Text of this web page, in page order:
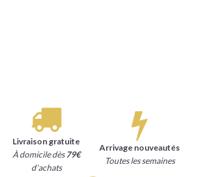
Livraison gratuite
À domicile dès 79€
d'achats
Arrivage nouveautés
Toutes les semaines